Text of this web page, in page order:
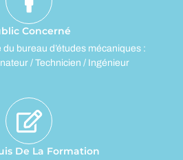
Concerné
bureau d’études mécaniques :
/ Technicien / Ingénieur
De La Formation